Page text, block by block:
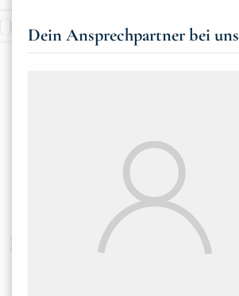
Dein Ansprechpartner bei uns